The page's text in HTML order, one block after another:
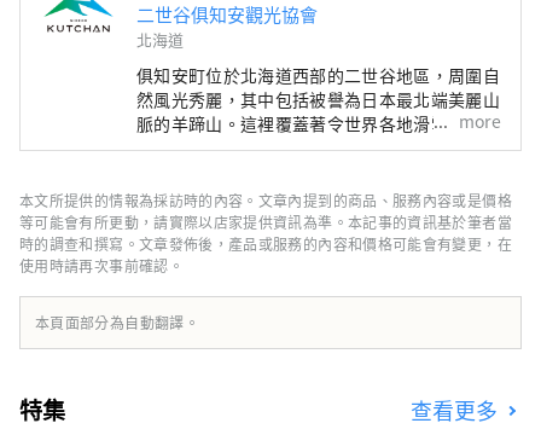
二世谷俱知安觀光協會
北海道
俱知安町位於北海道西部的二世谷地區，周圍自
然風光秀麗，其中包括被譽為日本最北端美麗山
脈的羊蹄山。這裡覆蓋著令世界各地滑雪愛好者
夢寐以求的細膩粉雪，堪稱魅力十足的度假勝
紹新雪谷俱知安的熱門餐廳、美麗的自然風光、
豪華飯店，以及實用的旅遊資訊。
more
本文所提供的情報為採訪時的內容。文章內提到的商品、服務內容或是價格
等可能會有所更動，請實際以店家提供資訊為準。本記事的資訊基於筆者當
時的調查和撰寫。文章發佈後，產品或服務的內容和價格可能會有變更，在
使用時請再次事前確認。
本頁面部分為自動翻譯。
特集 查看更多